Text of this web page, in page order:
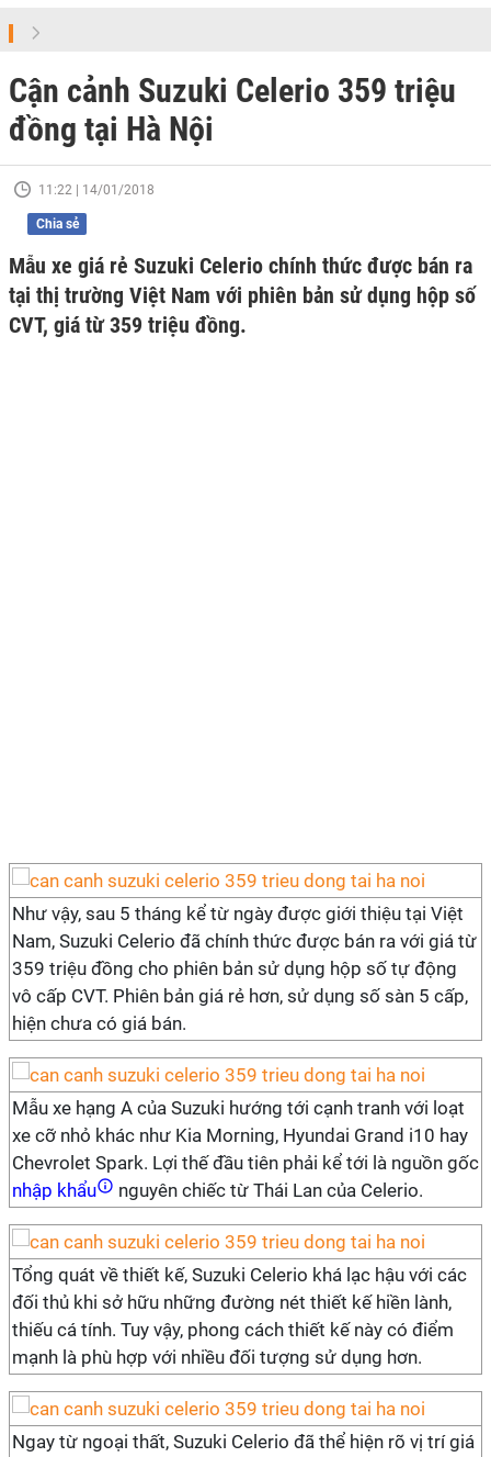
Cận cảnh Suzuki Celerio 359 triệu
đồng tại Hà Nội
11:22 | 14/01/2018
Chia sẻ
Mẫu xe giá rẻ Suzuki Celerio chính thức được bán ra
tại thị trường Việt Nam với phiên bản sử dụng hộp số
CVT, giá từ 359 triệu đồng.
Như vậy, sau 5 tháng kể từ ngày được giới thiệu tại Việt
Nam, Suzuki Celerio đã chính thức được bán ra với giá từ
359 triệu đồng cho phiên bản sử dụng hộp số tự động
vô cấp CVT. Phiên bản giá rẻ hơn, sử dụng số sàn 5 cấp,
hiện chưa có giá bán.
Mẫu xe hạng A của Suzuki hướng tới cạnh tranh với loạt
xe cỡ nhỏ khác như Kia Morning, Hyundai Grand i10 hay
Chevrolet Spark. Lợi thế đầu tiên phải kể tới là nguồn gốc
nhập khẩu
nguyên chiếc từ Thái Lan của Celerio.
Tổng quát về thiết kế, Suzuki Celerio khá lạc hậu với các
đối thủ khi sở hữu những đường nét thiết kế hiền lành,
thiếu cá tính. Tuy vậy, phong cách thiết kế này có điểm
mạnh là phù hợp với nhiều đối tượng sử dụng hơn.
Ngay từ ngoại thất, Suzuki Celerio đã thể hiện rõ vị trí giá